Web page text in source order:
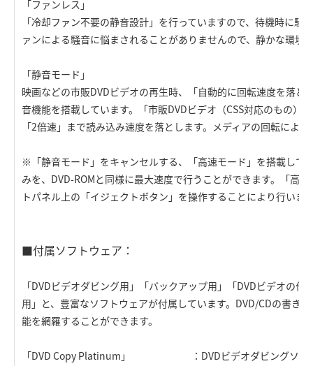
「ファンレス」
「冷却ファン不要の静音設計」を行っていますので、待機時に騒
ァンによる騒音に悩まされることがありませんので、静かな環境
「静音モード」
映画などの市販DVDビデオの再生時、「自動的に回転速度を落と
音機能を搭載しています。「市販DVDビデオ（CSS対応のもの）
「2倍速」まで読み込み速度を落とします。メディアの回転によ
※「静音モード」をキャンセルする、「高速モード」を搭載して
みを、DVD-ROMと同様に最大速度で行うことができます。「高
トパネル上の「イジェクトボタン」を操作することにより行いま
■付属ソフトウェア：
「DVDビデオダビング用」「バックアップ用」「DVDビデオの作
用」と、豊富なソフトウェアが付属しています。DVD/CDの書き
能を網羅することができます。
「DVD Copy Platinum」 ：DVDビデオダビングソフ